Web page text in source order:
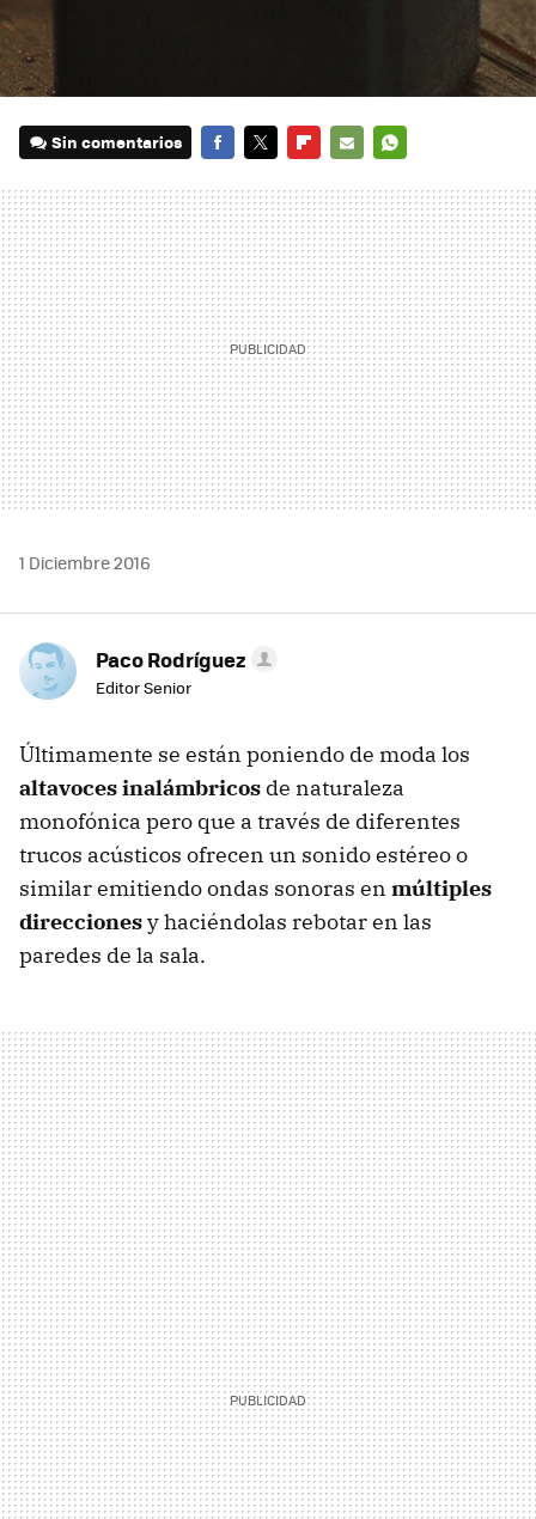
Sin comentarios
MAIL
1 Diciembre 2016
Paco Rodríguez
Editor Senior
Últimamente se están poniendo de moda los
altavoces inalámbricos de naturaleza
monofónica pero que a través de diferentes
trucos acústicos ofrecen un sonido estéreo o
similar emitiendo ondas sonoras en múltiples
direccionesy haciéndolas rebotar en las
paredes de la sala.